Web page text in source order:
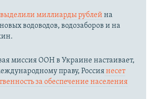
выделили миллиарды рублей на
водоводов, водозаборов и на
миссия ООН в Украине настаивает,
праву, Россиянесет
за обеспечение населения